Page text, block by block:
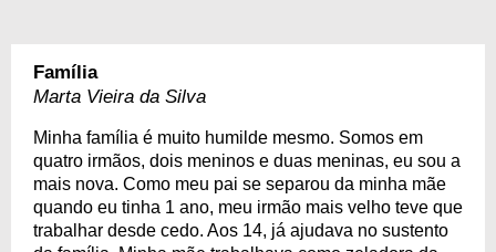
Família
Marta Vieira da Silva
Minha família é muito humilde mesmo. Somos em
quatro irmãos, dois meninos e duas meninas, eu sou a
mais nova. Como meu pai se separou da minha mãe
quando eu tinha 1 ano, meu irmão mais velho teve que
trabalhar desde cedo. Aos 14, já ajudava no sustento